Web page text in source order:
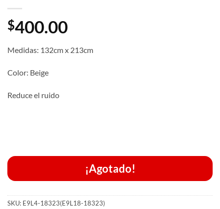
$400.00
Medidas: 132cm x 213cm
Color: Beige
Reduce el ruido
¡Agotado!
SKU: E9L4-18323(E9L18-18323)